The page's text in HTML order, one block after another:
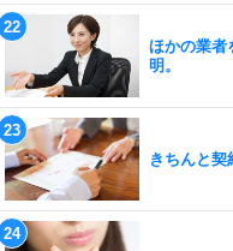
ほかの業者
明。
きちんと契